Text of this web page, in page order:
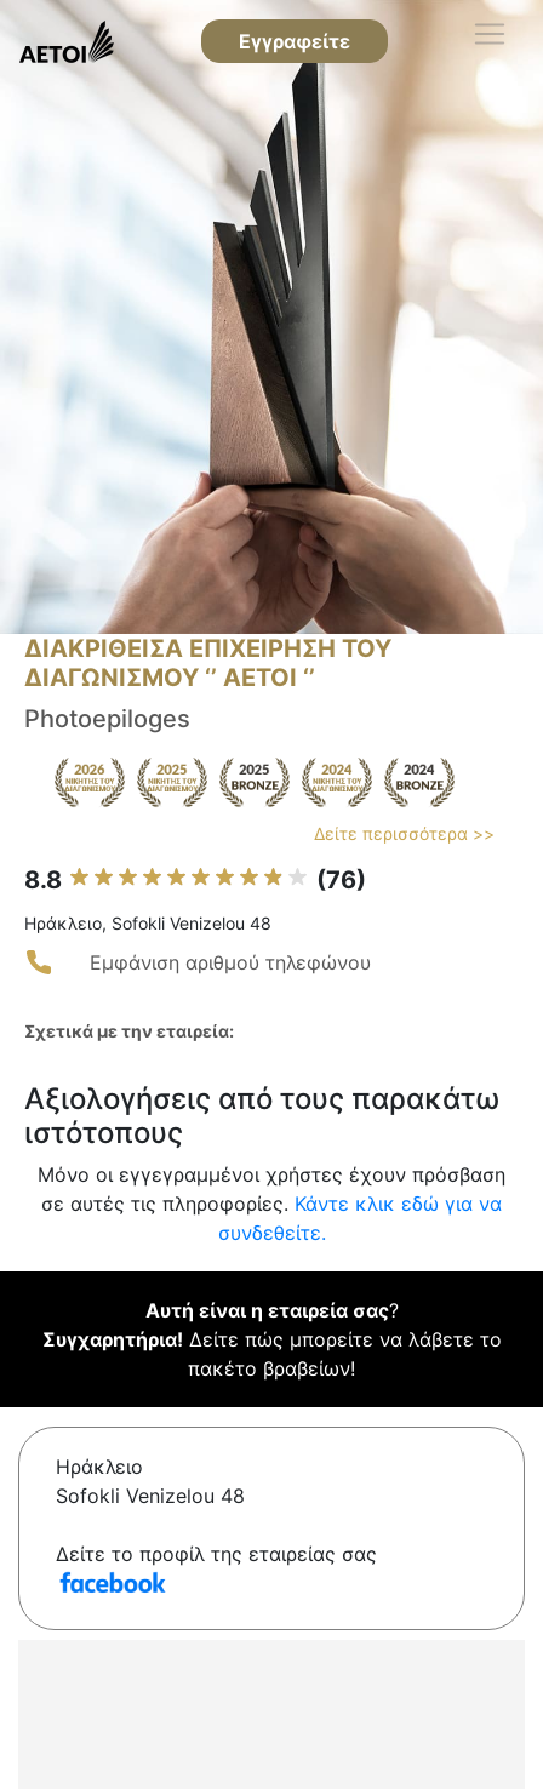
Εγγραφείτε
ΔΙΑΚΡΙΘΕΙΣΑ ΕΠΙΧΕΙΡΗΣΗ ΤΟΥ
ΔΙΑΓΩΝΙΣΜΟΥ ‘’ ΑΕΤΟΙ ‘’
Photoepiloges
Δείτε περισσότερα >>
8.8 (76)
Ηράκλειο, Sofokli Venizelou 48
Εμφάνιση αριθμού τηλεφώνου
Σχετικά με την εταιρεία:
Αξιολογήσεις από τους παρακάτω
ιστότοπους
Μόνο οι εγγεγραμμένοι χρήστες έχουν πρόσβαση
σε αυτές τις πληροφορίες. Κάντε κλικ εδώ για να
συνδεθείτε.
Αυτή είναι η εταιρεία σας?
Συγχαρητήρια! Δείτε πώς μπορείτε να λάβετε το
πακέτο βραβείων!
Ηράκλειο
Sofokli Venizelou 48
Δείτε το προφίλ της εταιρείας σας